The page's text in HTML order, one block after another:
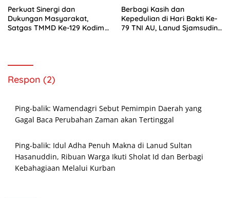
Perkuat Sinergi dan
Dukungan Masyarakat,
Satgas TMMD Ke-129 Kodim
Berbagi Kasih dan
Kepedulian di Hari Bakti Ke-
79 TNI AU, Lanud Sjamsudin
Respon (2)
Ping-balik: Wamendagri Sebut Pemimpin Daerah yang
Gagal Baca Perubahan Zaman akan Tertinggal
Ping-balik: Idul Adha Penuh Makna di Lanud Sultan
Hasanuddin, Ribuan Warga Ikuti Sholat Id dan Berbagi
Kebahagiaan Melalui Kurban